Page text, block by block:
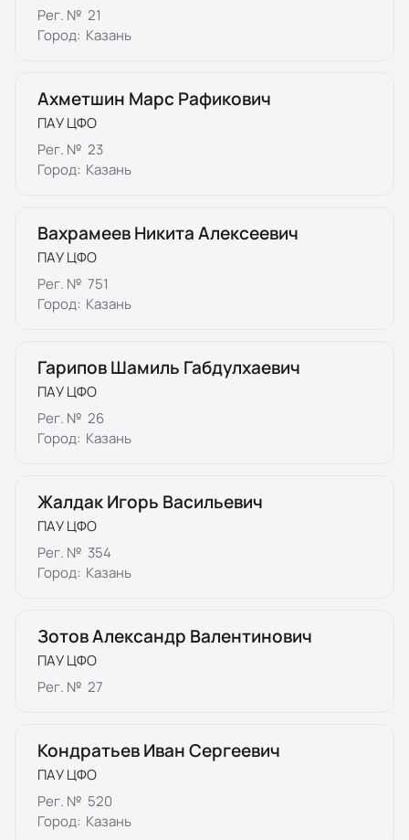
Рег. № 21
Город: Казань
Ахметшин Марс Рафикович
ПАУ ЦФО
Рег. № 23
Город: Казань
Вахрамеев Никита Алексеевич
ПАУ ЦФО
Рег. № 751
Город: Казань
Гарипов Шамиль Габдулхаевич
ПАУ ЦФО
Рег. № 26
Город: Казань
Жалдак Игорь Васильевич
ПАУ ЦФО
Рег. № 354
Город: Казань
Зотов Александр Валентинович
ПАУ ЦФО
Рег. № 27
Кондратьев Иван Сергеевич
ПАУ ЦФО
Рег. № 520
Город: Казань